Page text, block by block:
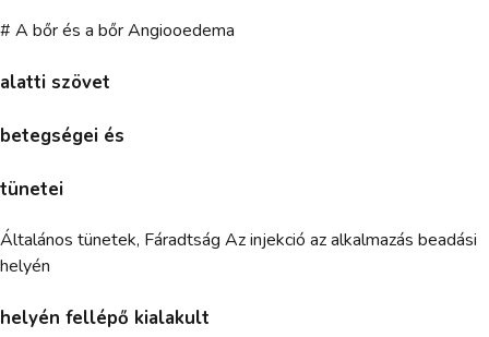
# A bőr és a bőr Angiooedema
alatti szövet
betegségei és
tünetei
Általános tünetek, Fáradtság Az injekció az alkalmazás beadási
helyén
helyén fellépő kialakult